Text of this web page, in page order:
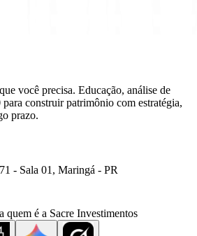
você precisa. Educação, análise de
para construir patrimônio com estratégia,
prazo.
- Sala 01, Maringá - PR
quem é a Sacre Investimentos